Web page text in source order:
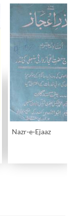
Nazr-e-Ejaaz